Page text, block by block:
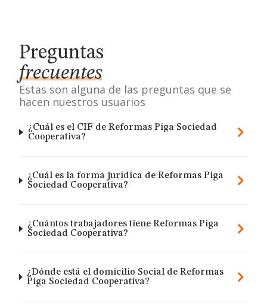
Preguntas
frecuentes
Estas son alguna de las preguntas que se
hacen nuestros usuarios
¿Cuál es el CIF de Reformas Piga Sociedad
Cooperativa?
¿Cuál es la forma jurídica de Reformas Piga
Sociedad Cooperativa?
¿Cuántos trabajadores tiene Reformas Piga
Sociedad Cooperativa?
¿Dónde está el domicilio Social de Reformas
Piga Sociedad Cooperativa?